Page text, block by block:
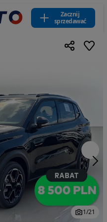
Zacznij
sprzedawać
1/21